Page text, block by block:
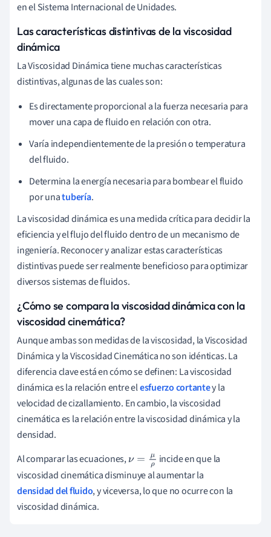
en el Sistema Internacional de Unidades.
Las características distintivas de la viscosidad
dinámica
La Viscosidad Dinámica tiene muchas características
distintivas, algunas de las cuales son:
Es directamente proporcional a la fuerza necesaria para
mover una capa de fluido en relación con otra.
Varía independientemente de la presión o temperatura
del fluido.
Determina la energía necesaria para bombear el fluido
por unatubería.
La viscosidad dinámica es una medida crítica para decidir la
eficiencia y el flujo del fluido dentro de un mecanismo de
ingeniería. Reconocer y analizar estas características
distintivas puede ser realmente beneficioso para optimizar
diversos sistemas de fluidos.
¿Cómo se compara la viscosidad dinámica con la
viscosidad cinemática?
Aunque ambas son medidas de la viscosidad, la Viscosidad
Dinámica y la Viscosidad Cinemática no son idénticas. La
diferencia clave está en cómo se definen: La viscosidad
dinámica es la relación entre elesfuerzo cortantey la
velocidad de cizallamiento. En cambio, la viscosidad
cinemática es la relación entre la viscosidad dinámica y la
densidad.
Al comparar las ecuaciones,ν=μρ
incide en que la
viscosidad cinemática disminuye al aumentar la
densidad del fluido, y viceversa, lo que no ocurre con la
viscosidad dinámica.